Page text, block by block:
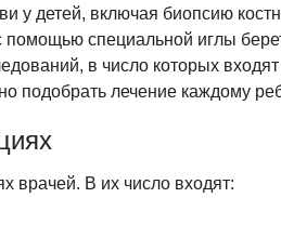
у детей, включая биопсию
специальной иглы
в число которых
подобрать лечение каждому
врачей. В их число входят: